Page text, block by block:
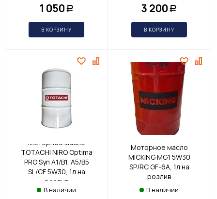
1 050 Р
В КОРЗИНУ
3 200 Р
В КОРЗИНУ
Моторное масло
TOTACHI NIRO Optima
PRO Syn A1/B1, A5/B5
SL/CF 5W30, 1л на
розлив
В наличии
Моторное масло
MICKING MG1 5W30
SP/RC GF-6A, 1л на
розлив
В наличии